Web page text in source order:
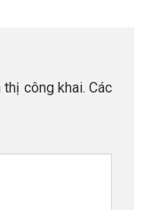
công khai. Các